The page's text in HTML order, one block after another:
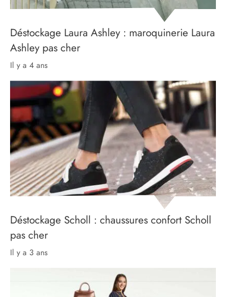
Déstockage Laura Ashley : maroquinerie Laura
Ashley pas cher
il y a 4 ans
Déstockage Scholl : chaussures confort Scholl
pas cher
il y a 3 ans